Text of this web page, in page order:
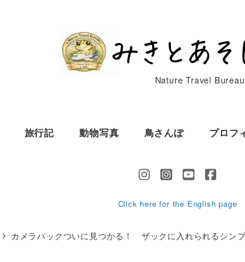
Nature Travel Bureau
旅行記 動物写真 鳥さんぽ プロフ
Click here for the English page
カメラバックついに見つかる！ ザックに入れられるシン